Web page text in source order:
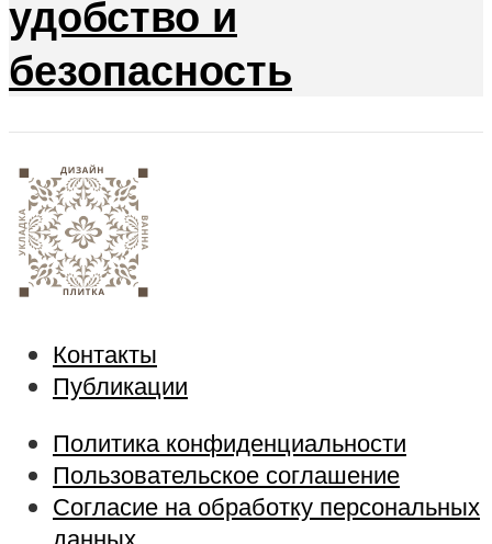
удобство и
безопасность
Контакты
Публикации
Политика конфиденциальности
Пользовательское соглашение
Согласие на обработку персональных